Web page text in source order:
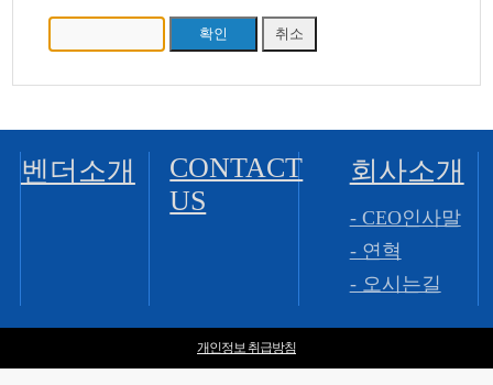
벤더소개
CONTACT
US
회사소개
- CEO인사말
- 연혁
- 오시는길
개인정보 취급방침